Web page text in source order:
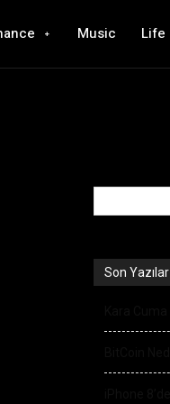
Music Life
Son Yazılar